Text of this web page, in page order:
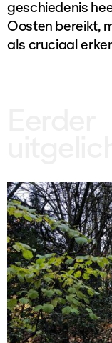
geschiedenis
Oosten bereikt,
als cruciaal